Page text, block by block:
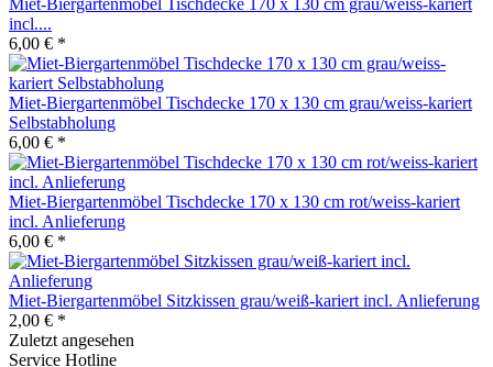
incl....
6,00 € *
Miet-Biergartenmöbel Tischdecke 170 x 130 cm grau/weiss-kariert
Selbstabholung
6,00 € *
Miet-Biergartenmöbel Tischdecke 170 x 130 cm rot/weiss-kariert
incl. Anlieferung
6,00 € *
Miet-Biergartenmöbel Sitzkissen grau/weiß-kariert incl. Anlieferung
2,00 € *
Zuletzt angesehen
Service Hotline